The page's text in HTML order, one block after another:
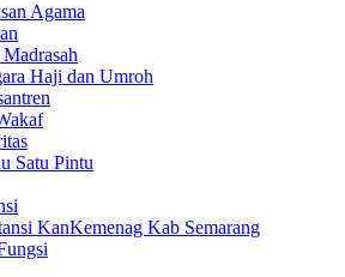
Agama
Haji dan Umroh
Satu Pintu
KanKemenag Kab Semarang